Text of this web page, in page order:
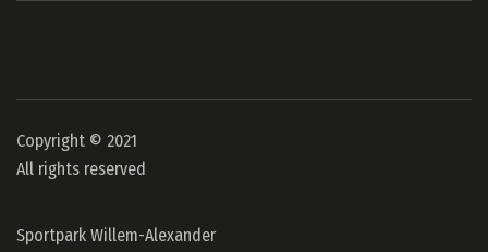
Copyright © 2021
All rights reserved
Sportpark Willem-Alexander